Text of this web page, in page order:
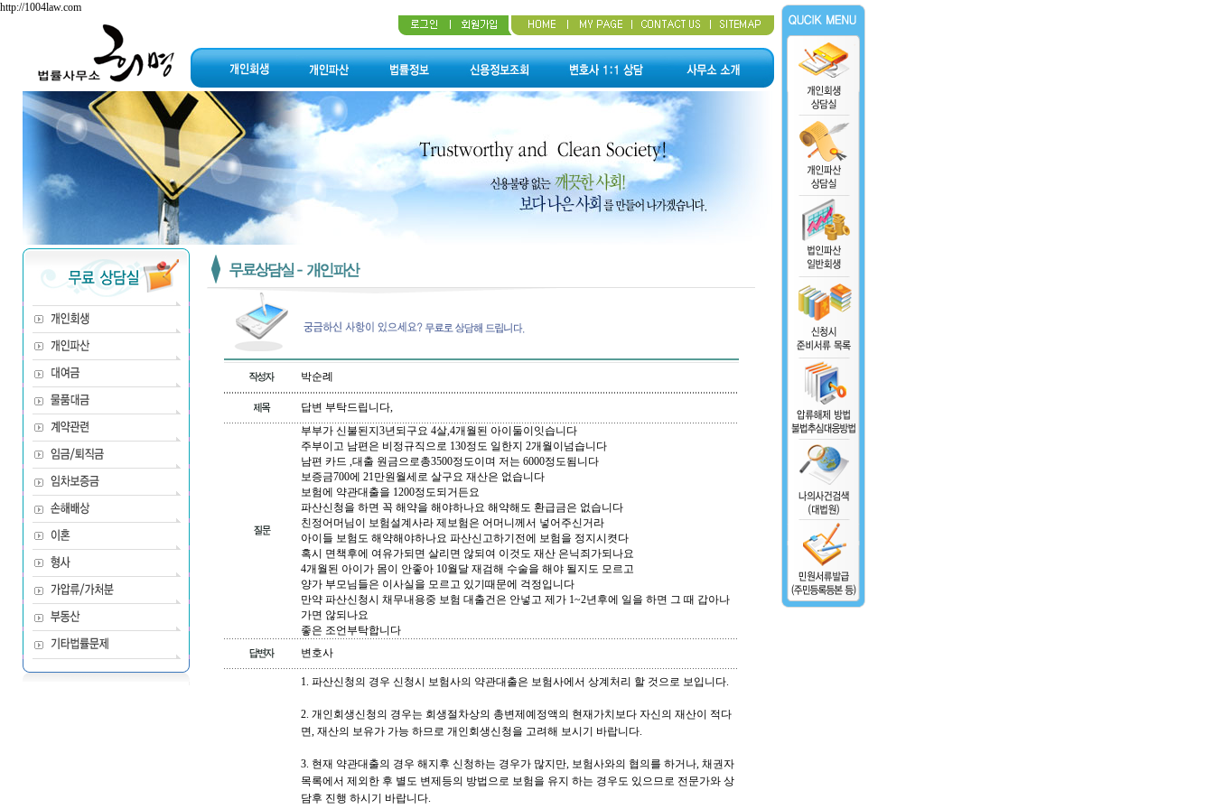
http://1004law.com
박순례
답변 부탁드립니다,
부부가 신불된지3년되구요 4살,4개월된 아이둘이잇습니다
주부이고 남편은 비정규직으로 130정도 일한지 2개월이넘습니다
남편 카드 ,대출 원금으로총3500정도이며 저는 6000정도됨니다
보증금700에 21만원월세로 살구요 재산은 없습니다
보험에 약관대출을 1200정도되거든요
파산신청을 하면 꼭 해약을 해야하나요 해약해도 환급금은 없습니다
친정어머님이 보험설계사라 제보험은 어머니께서 넣어주신거라
아이들 보험도 해약해야하나요 파산신고하기전에 보험을 정지시켯다
혹시 면책후에 여유가되면 살리면 않되여 이것도 재산 은닉죄가되나요
4개월된 아이가 몸이 안좋아 10월달 재검해 수술을 해야 될지도 모르고
양가 부모님들은 이사실을 모르고 있기때문에 걱정입니다
만약 파산신청시 채무내용중 보험 대출건은 안넣고 제가 1~2년후에 일을 하면 그 때 갑아나
가면 않되나요
좋은 조언부탁합니다
변호사
1. 파산신청의 경우 신청시 보험사의 약관대출은 보험사에서 상계처리 할 것으로 보입니다.
2. 개인회생신청의 경우는 회생절차상의 총변제예정액의 현재가치보다 자신의 재산이 적다
면, 재산의 보유가 가능 하므로 개인회생신청을 고려해 보시기 바랍니다.
3. 현재 약관대출의 경우 해지후 신청하는 경우가 많지만, 보험사와의 협의를 하거나, 채권자
목록에서 제외한 후 별도 변제등의 방법으로 보험을 유지 하는 경우도 있으므로 전문가와 상
담후 진행 하시기 바랍니다.